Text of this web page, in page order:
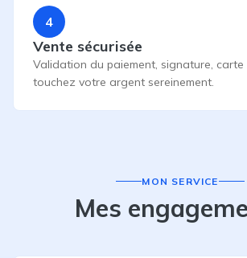
4
Vente sécurisée
Validation du paiement, signature, carte
touchez votre argent sereinement.
MON SERVICE
Mes